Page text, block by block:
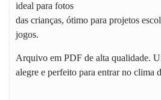
ideal para fotos
das crianças, ótimo para projetos
jogos.
Arquivo em PDF de alta qualidade.
alegre e perfeito para entrar no clima